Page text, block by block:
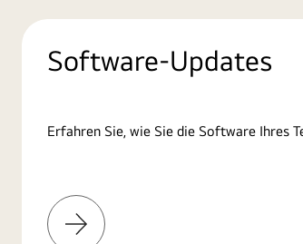
Software-Updates
Erfahren Sie, wie Sie die Software Ihres
Weitere
Informationen